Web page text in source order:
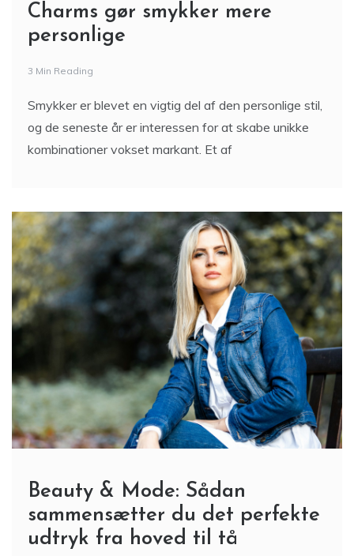
Charms gør smykker mere
personlige
3 Min Reading
Smykker er blevet en vigtig del af den personlige stil,
og de seneste år er interessen for at skabe unikke
kombinationer vokset markant. Et af
Beauty & Mode: Sådan
sammensætter du det perfekte
udtryk fra hoved til tå